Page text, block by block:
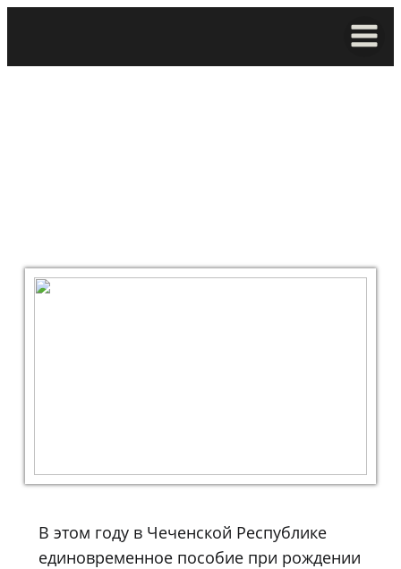
В этом году в Чеченской Республике
единовременное пособие при рождении